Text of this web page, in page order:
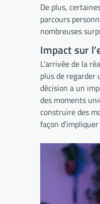
De plus,
parcours
nombreuses
Impact sur
L’arrivée de la
plus de regarder
décision a un
des moments
construire des
façon